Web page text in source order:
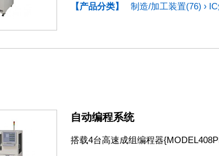
【产品分类】
制造/加工装置(76) ›
自动编程系统
搭载4台高速成组编程器